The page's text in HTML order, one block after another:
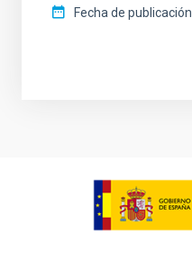
Fecha de publicación